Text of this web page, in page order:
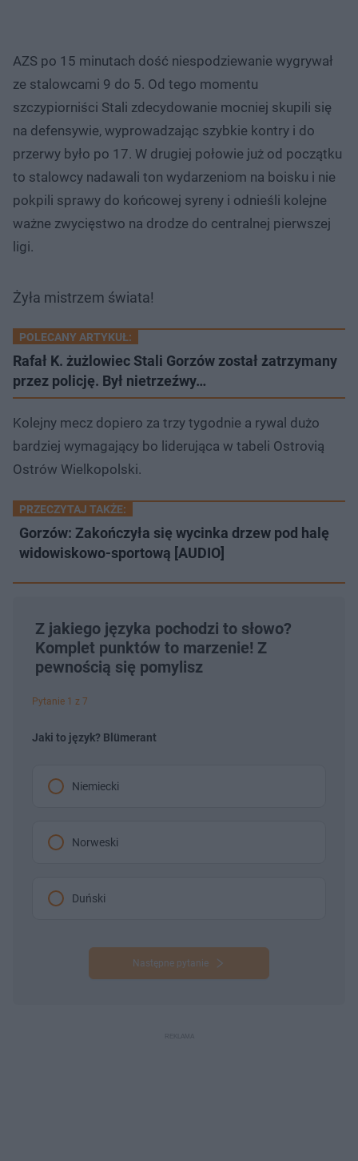
AZS po 15 minutach dość niespodziewanie wygrywał
ze stalowcami 9 do 5. Od tego momentu
szczypiorniści Stali zdecydowanie mocniej skupili się
na defensywie, wyprowadzając szybkie kontry i do
przerwy było po 17. W drugiej połowie już od początku
to stalowcy nadawali ton wydarzeniom na boisku i nie
pokpili sprawy do końcowej syreny i odnieśli kolejne
ważne zwycięstwo na drodze do centralnej pierwszej
ligi.
Żyła mistrzem świata!
POLECANY ARTYKUŁ:
Rafał K. żużlowiec Stali Gorzów został zatrzymany
przez policję. Był nietrzeźwy…
Kolejny mecz dopiero za trzy tygodnie a rywal dużo
bardziej wymagający bo liderująca w tabeli Ostrovią
Ostrów Wielkopolski.
PRZECZYTAJ TAKŻE:
Gorzów: Zakończyła się wycinka drzew pod halę
widowiskowo-sportową [AUDIO]
Z jakiego języka pochodzi to słowo?
Komplet punktów to marzenie! Z
pewnością się pomylisz
Pytanie 1 z 7
Jaki to język? Blümerant
Niemiecki
Norweski
Duński
Następne pytanie